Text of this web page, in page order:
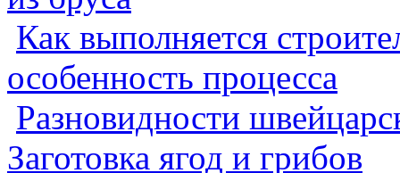
Как выполняется
особенность процесса
Разновидности
Заготовка ягод и грибов